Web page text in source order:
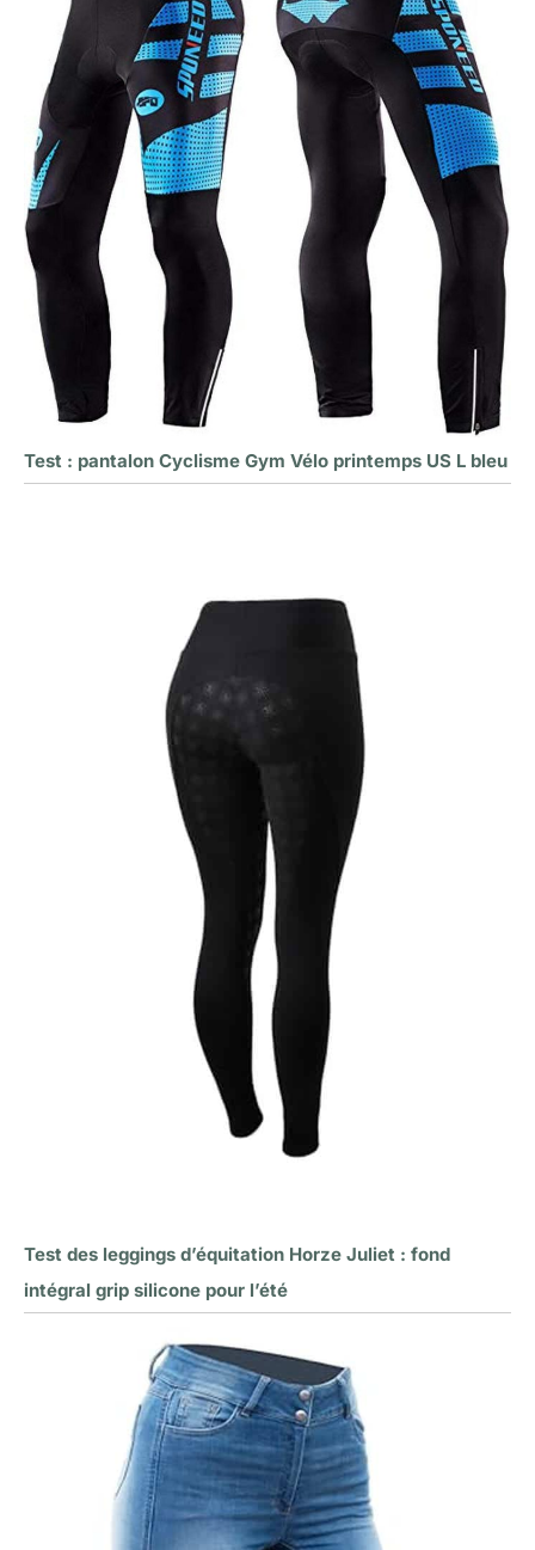
Test : pantalon Cyclisme Gym Vélo printemps US L bleu
Test des leggings d’équitation Horze Juliet : fond
intégral grip silicone pour l’été